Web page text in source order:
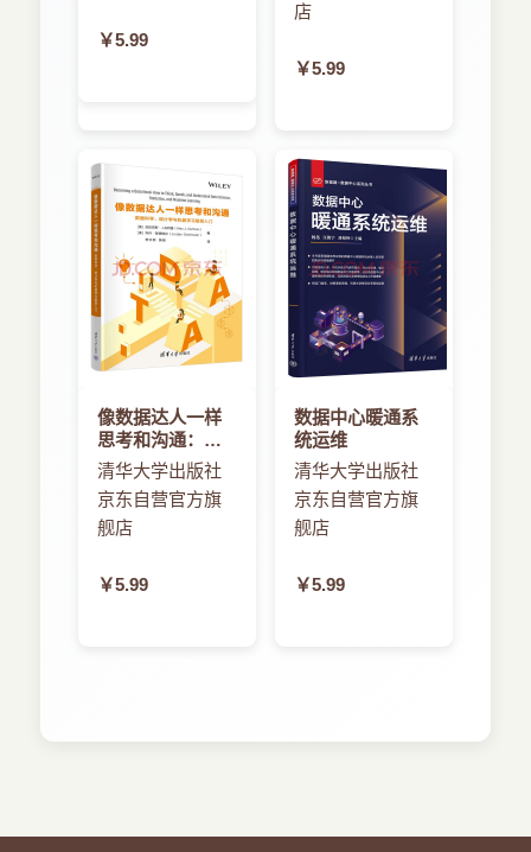
2.4 小结
2.6.3 练习
第3章 探索Apple平台语言Objective-C
3.1 面向对象编程和Objective-C
3.1.1 什么是面向对象编程
3.1.2 面向对象编程术语
3.1.3 什么是Objective-C
3.2 探索Objective-C文件结构
3.2.1 头文件/接口文件
3.2.2 实现文件
3.2.3 自动生成的结构
3.3 Objective-C编程基础
3.3.1 声明变量
3.3.2 分配和初始化对象
3.3.4 表达式和决策
3.7 问与答
￥5.99
店
￥5.99
像数据达人一样
思考和沟通：数
据科学、统计学
与机器学习极简
入门
清华大学出版社
京东自营官方旗
舰店
￥5.99
数据中心暖通系
统运维
清华大学出版社
京东自营官方旗
舰店
￥5.99